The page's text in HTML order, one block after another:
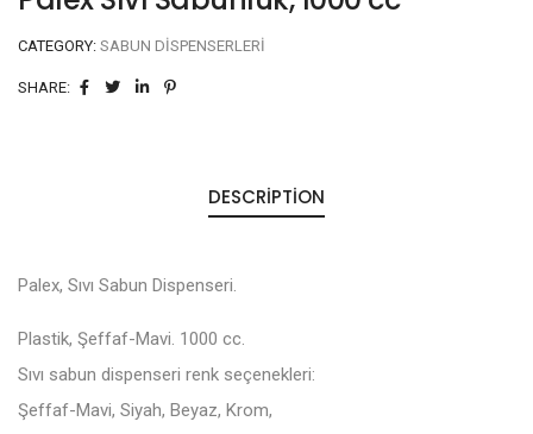
CATEGORY: SABUN DISPENSERLERI
SHARE:
DESCRIPTION
Palex, Sıvı Sabun Dispenseri.
Plastik, Şeffaf-Mavi. 1000 cc.
Sıvı sabun dispenseri renk seçenekleri:
Şeffaf-Mavi, Siyah, Beyaz, Krom,